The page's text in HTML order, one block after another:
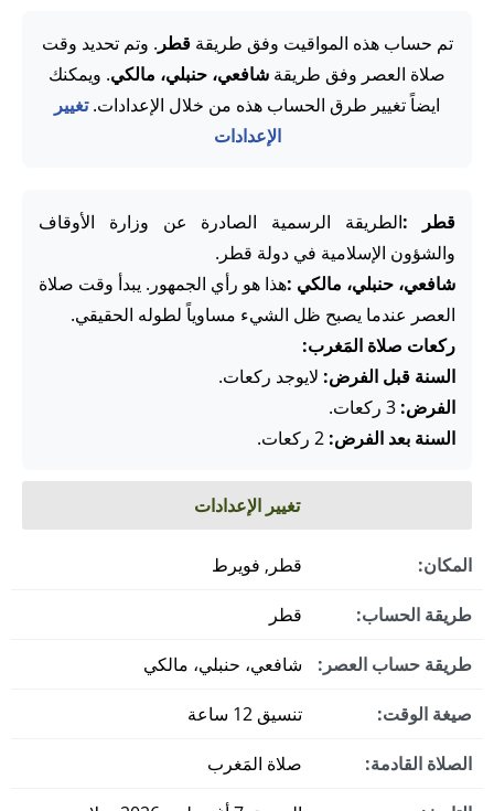
تم حساب هذه المواقيت وفق طريقةقطر . وتم تحديد وقت
صلاة العصر وفق طريقة شافعي، حنبلي، مالكي. ويمكنك
ايضاً تغيير طرق الحساب هذه من خلال الإعدادات.تغيير
الإعدادات
قطر :الطريقة الرسمية الصادرة عن وزارة الأوقاف
والشؤون الإسلامية في دولة قطر.
شافعي، حنبلي، مالكي :هذا هو رأي الجمهور. يبدأ وقت صلاة
العصر عندما يصبح ظل الشيء مساوياً لطوله الحقيقي.
ركعات صلاة المَغرب:
السنة قبل الفرض: لايوجد ركعات.
الفرض:
السنة بعد الفرض:
تغيير الإعدادات
المكان: قطر, فويرط
طريقة الحساب: قطر
طريقة حساب العصر: شافعي، حنبلي، مالكي
صيغة الوقت: تنسيق 12 ساعة
الصلاة القادمة: صلاة المَغرب